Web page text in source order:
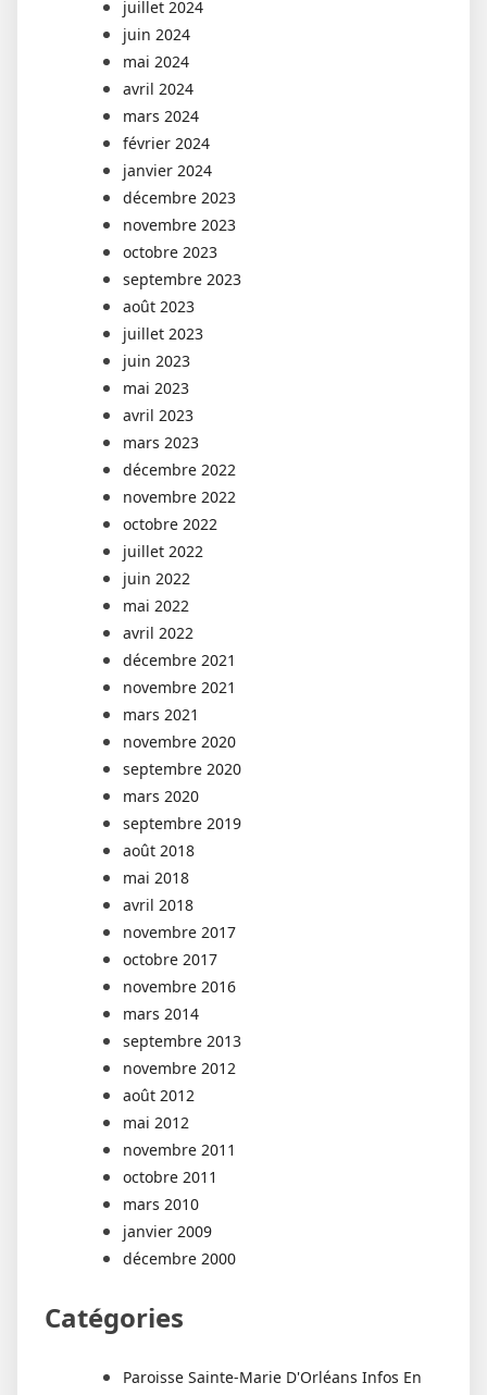
juillet 2024
juin 2024
mai 2024
avril 2024
mars 2024
février 2024
janvier 2024
décembre 2023
novembre 2023
octobre 2023
septembre 2023
août 2023
juillet 2023
juin 2023
mai 2023
avril 2023
mars 2023
décembre 2022
novembre 2022
octobre 2022
juillet 2022
juin 2022
mai 2022
avril 2022
décembre 2021
novembre 2021
mars 2021
novembre 2020
septembre 2020
mars 2020
septembre 2019
août 2018
mai 2018
avril 2018
novembre 2017
octobre 2017
novembre 2016
mars 2014
septembre 2013
novembre 2012
août 2012
mai 2012
novembre 2011
octobre 2011
mars 2010
janvier 2009
décembre 2000
Catégories
Paroisse Sainte-Marie D'Orléans Infos En